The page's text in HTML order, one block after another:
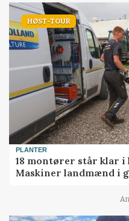
HØST-TOUR
PLANTER
18 montører står klar i
Maskiner landmænd i